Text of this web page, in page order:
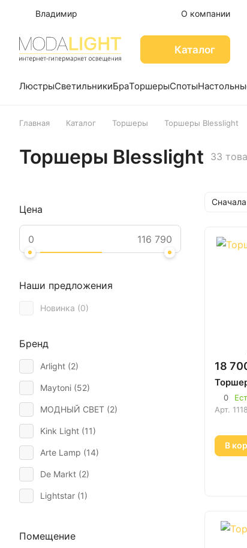
Владимир О компании
Каталог
ЛюстрыСветильникиБраТоршерыСпоты
Главная Каталог Торшеры Торшеры Blesslight
Торшеры Blesslight 33
18
0
Арт.
В
Цена
Наши предложения
Новинка (0)
Бренд
Arlight (2)
Maytoni (52)
МОДНЫЙ СВЕТ (2)
Kink Light (11)
Arte Lamp (14)
De Markt (2)
Lightstar (1)
Eglo (39)
Помещение